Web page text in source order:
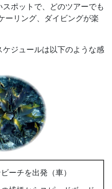
ポットで、どのツアーでも
ーリング、ダイビングが楽
ジュールは以下のような感
ーチを出発（車）